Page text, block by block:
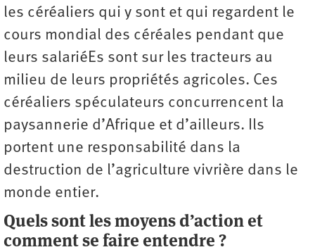
les céréaliers qui y sont et qui regardent le
cours mondial des céréales pendant que
leurs salariéEs sont sur les tracteurs au
milieu de leurs propriétés agricoles. Ces
céréaliers spéculateurs concurrencent la
paysannerie d’Afrique et d’ailleurs. Ils
portent une responsabilité dans la
destruction de l’agriculture vivrière dans le
monde entier.
Quels sont les moyens d’action et
comment se faire entendre ?